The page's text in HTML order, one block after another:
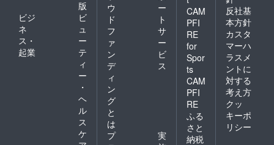
いっぱいにさせた。そ
れが過ぎればあとはみ
んなの真似をするだ
け。隣の人と同じよう
に歌うんだ。そうした
ら何事もなかったかの
ように朝練は終わる。
僕は合唱コンクールの
練習はなにより嫌い
版
ビジ
ネ
ス・
起業
ビ
ュ
ー
テ
ィ
ー
・
ヘ
ル
ス
ケ
ウ
ド
フ
ァ
ン
デ
ィ
ン
グ
と
は
ー
ト
サ
ー
ビ
ス
プ
実
CAM
PFI
RE
for
Spor
ts
CAM
PFI
RE
ふる
さと
納税
反社基
本方針
カスタ
マーハ
ラスメ
ントに
対する
考え方
クッ
キーポ
リシー